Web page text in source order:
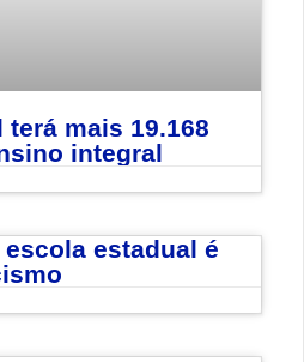
mais 19.168
integral
estadual é